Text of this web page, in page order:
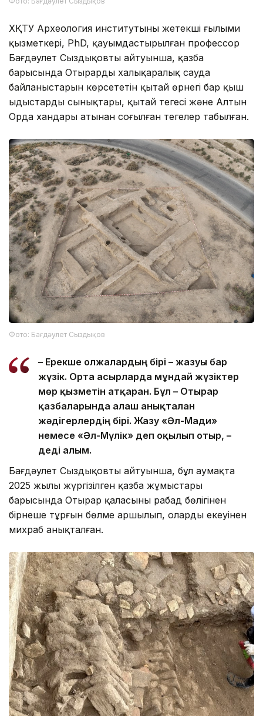
ХҚТУ Археология институтының жетекші ғылыми
қызметкері, PhD, қауымдастырылған профессор
Бағдәулет Сыздықовтың айтуынша, қазба
барысында Отырардың халықаралық сауда
байланыстарын көрсететін қытай өрнегі бар қыш
ыдыстардың сынықтары, қытай теңгесі және Алтын
Орда хандары атынан соғылған теңгелер табылған.
Фото: Бағдәулет Сыздықов
– Ерекше олжалардың бірі – жазуы бар
жүзік. Орта ғасырларда мұндай жүзіктер
мөр қызметін атқарған. Бұл – Отырар
қазбаларында алғаш анықталған
жәдігерлердің бірі. Жазу «Әл-Мағди»
немесе «Әл-Мүлік» деп оқылып отыр, –
деді ғалым.
Бағдәулет Сыздықовтың айтуынша, бұл аумақта
2025 жылы жүргізілген қазба жұмыстары
барысында Отырар қаласының рабад бөлігінен
бірнеше тұрғын бөлме аршылып, олардың екеуінен
михраб анықталған.